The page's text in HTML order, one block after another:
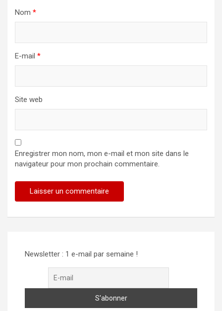
Nom *
E-mail *
Site web
Enregistrer mon nom, mon e-mail et mon site dans le
navigateur pour mon prochain commentaire.
Newsletter : 1 e-mail par semaine !